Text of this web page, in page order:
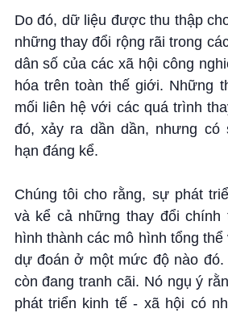
Do đó, dữ liệu được thu thập
những thay đổi rộng rãi trong
dân số của các xã hội công
hóa trên toàn thế giới. Những
mối liên hệ với các quá trình
đó, xảy ra dần dần, nhưng có
hạn đáng kể.
Chúng tôi cho rằng, sự phát
và kể cả những thay đổi chính
hình thành các mô hình tổng
dự đoán ở một mức độ nào đó.
còn đang tranh cãi. Nó ngụ ý
phát triển kinh tế - xã hội có